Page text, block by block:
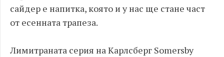
сайдер е напитка, която и у нас ще стане част
от есенната трапеза.
Лимитраната серия на Карлсберг Somersby